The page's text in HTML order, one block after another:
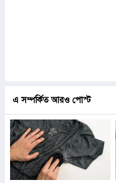
এ সম্পর্কিত আরও পোস্ট